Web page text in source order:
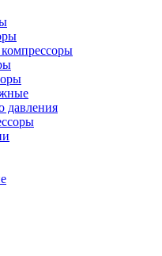
давления